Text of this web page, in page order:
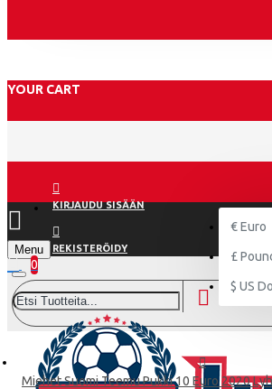
YOUR CART
KIRJAUDU SISÄÄN
REKISTERÖIDY
€ Euro
£
$ US
Menu
0
Miehet Suomi Teemu Pukki 10 Euro 2020